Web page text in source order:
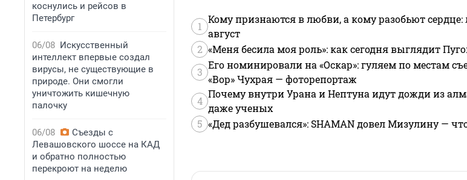
коснулись и рейсов в
Петербург
06/08 Искусственный
интеллект впервые создал
вирусы, не существующие в
природе. Они смогли
уничтожить кишечную
палочку
06/08
Съезды с
Левашовского шоссе на КАД
и обратно полностью
перекроют на неделю
1
Кому признаются в любви, а кому разобьют
август
2 «Меня бесила моя роль»: как сегодня выглядит
3
Его номинировали на «Оскар»: гуляем по местам
«Вор» Чухрая — фоторепортаж
4
Почему внутри Урана и Нептуна идут дожди из
даже ученых
5 «Дед разбушевался»: SHAMAN довел Мизулину —